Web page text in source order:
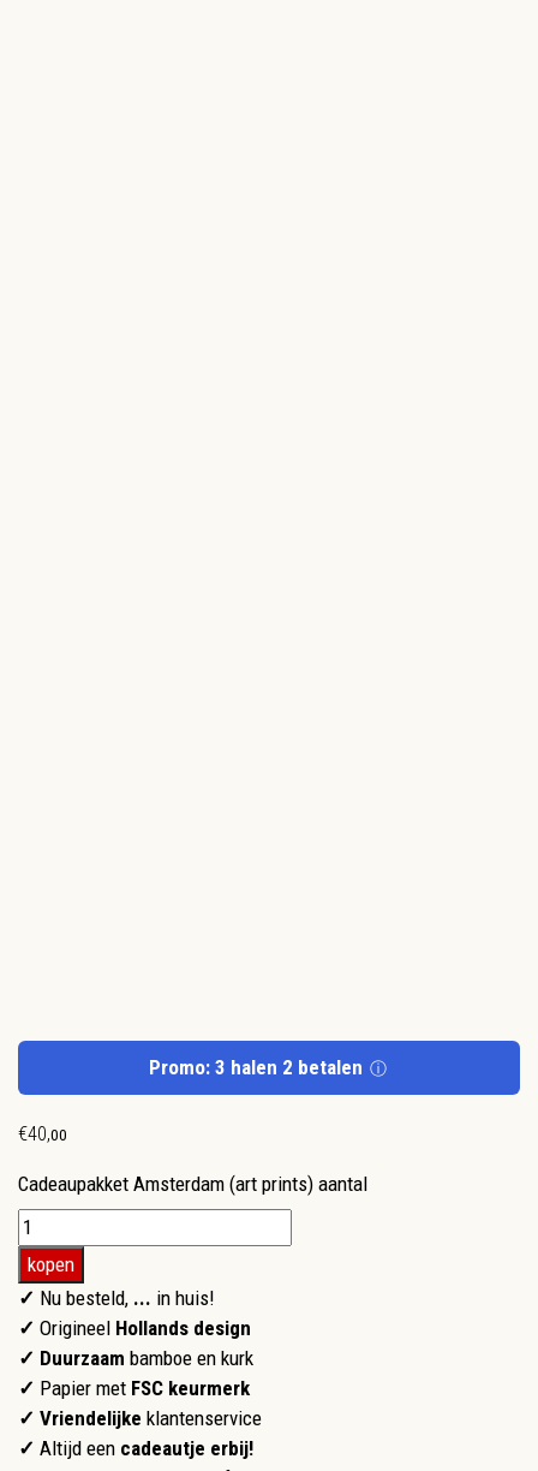
Promo: 3 halen 2 betalen ⓘ
€40,00
Cadeaupakket Amsterdam (art prints) aantal
kopen
✓ Nu besteld, ... in huis!
✓ Origineel Hollands design
✓ Duurzaam bamboe en kurk
✓ Papier met FSC keurmerk
✓ Vriendelijke klantenservice
✓ Altijd een cadeautje erbij!